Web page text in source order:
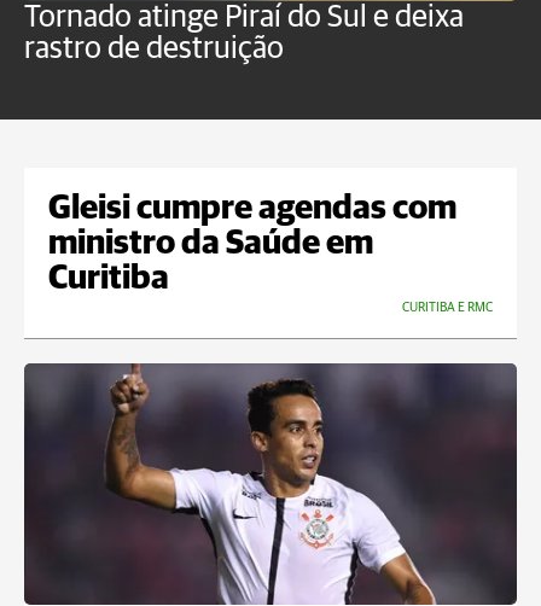
Tornado atinge Piraí do Sul e deixa
rastro de destruição
Gleisi cumpre agendas com
ministro da Saúde em
Curitiba
CURITIBA E RMC